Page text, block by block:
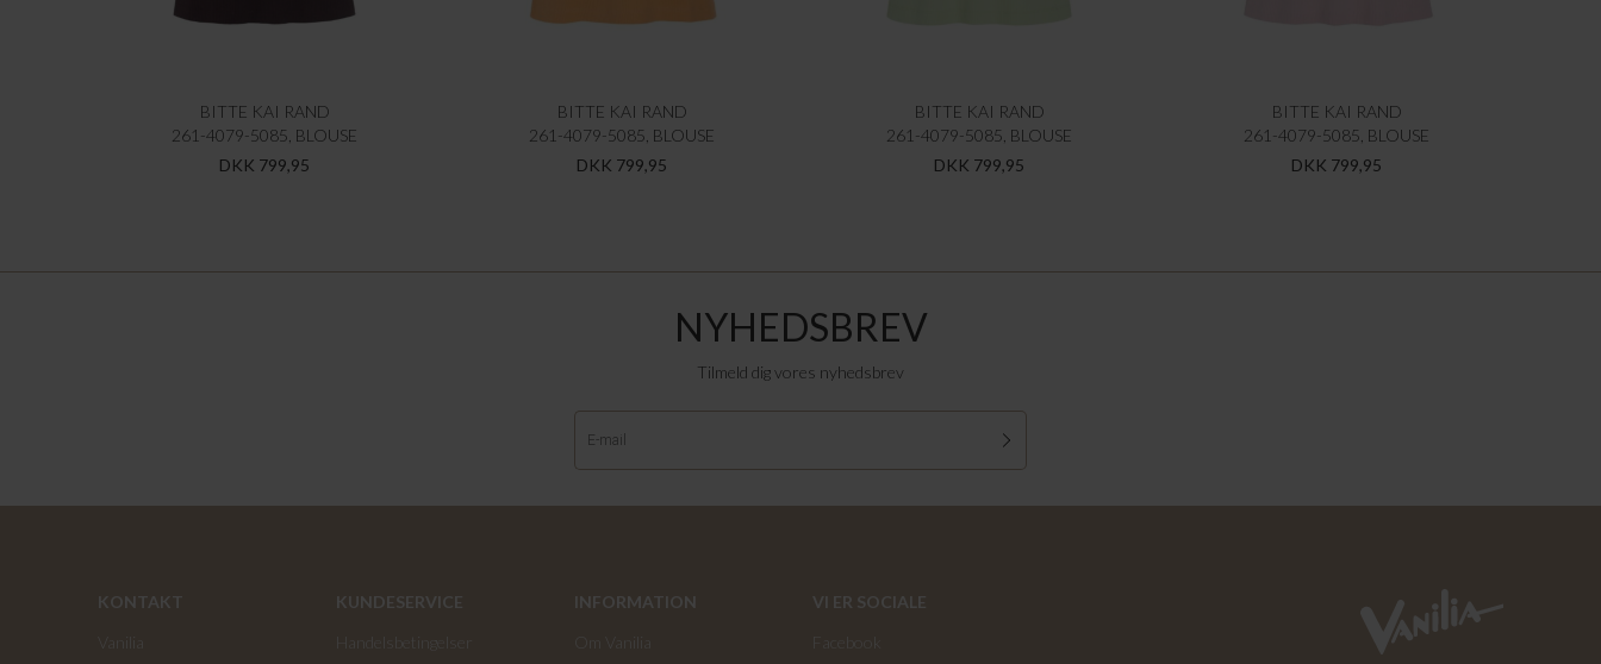
BITTE KAI RAND
261-4079-5085, BLOUSE
DKK 799,95
BITTE KAI RAND
261-4079-5085, BLOUSE
DKK 799,95
BITTE KAI RAND
261-4079-5085, BLOUSE
DKK 799,95
BITTE KAI RAND
261-4079-5085, BLOUSE
DKK 799,95
NYHEDSBREV
Tilmeld dig vores nyhedsbrev
KONTAKT
KUNDESERVICE
INFORMATION
VI ER SOCIALE